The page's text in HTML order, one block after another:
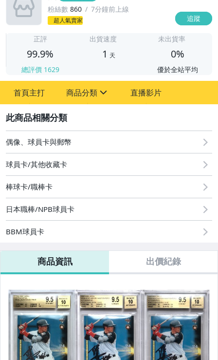
粉絲數 860 7分鐘前上線
超人氣賣家 追蹤
正評
99.9%
總評價 1629
出貨速度
1 天
未出貨率
0%
優於全站平均
首頁主打 商品分類
成人專區
玩具、模型與公仔
偶像、球員卡與郵幣
直播影片
偶像、球員卡與郵幣
球員卡/其他收藏卡
棒球卡/職棒卡
日本職棒/NPB球員卡
BBM球員卡
商品資訊 出價紀錄